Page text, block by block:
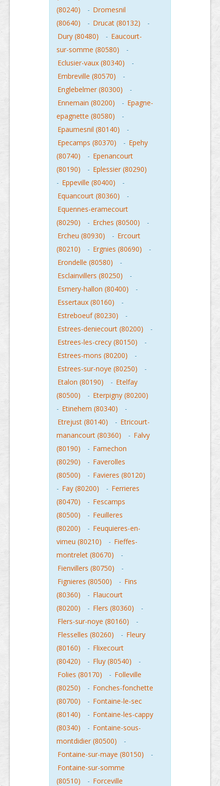
(80240)
- Dromesnil
(80640)
- Drucat (80132)
-
Dury (80480)
- Eaucourt-
sur-somme (80580)
-
Eclusier-vaux (80340)
-
Embreville (80570)
-
Englebelmer (80300)
-
Ennemain (80200)
- Epagne-
epagnette (80580)
-
Epaumesnil (80140)
-
Epecamps (80370)
- Epehy
(80740)
- Epenancourt
(80190)
- Eplessier (80290)
- Eppeville (80400)
-
Equancourt (80360)
-
Equennes-eramecourt
(80290)
- Erches (80500)
-
Ercheu (80930)
- Ercourt
(80210)
- Ergnies (80690)
-
Erondelle (80580)
-
Esclainvillers (80250)
-
Esmery-hallon (80400)
-
Essertaux (80160)
-
Estreboeuf (80230)
-
Estrees-deniecourt (80200)
-
Estrees-les-crecy (80150)
-
Estrees-mons (80200)
-
Estrees-sur-noye (80250)
-
Etalon (80190)
- Etelfay
(80500)
- Eterpigny (80200)
- Etinehem (80340)
-
Etrejust (80140)
- Etricourt-
manancourt (80360)
- Falvy
(80190)
- Famechon
(80290)
- Faverolles
(80500)
- Favieres (80120)
- Fay (80200) - Ferrieres
(80470)
- Fescamps
(80500)
- Feuilleres
(80200)
- Feuquieres-en-
vimeu (80210)
- Fieffes-
montrelet (80670)
-
Fienvillers (80750)
-
Fignieres (80500)
- Fins
(80360)
- Flaucourt
(80200)
- Flers (80360)
-
Flers-sur-noye (80160)
-
Flesselles (80260)
- Fleury
(80160)
- Flixecourt
(80420)
- Fluy (80540)
-
Folies (80170)
- Folleville
(80250)
- Fonches-fonchette
(80700)
- Fontaine-le-sec
(80140)
- Fontaine-les-cappy
(80340)
- Fontaine-sous-
montdidier (80500)
-
Fontaine-sur-maye (80150)
-
Fontaine-sur-somme
(80510)
- Forceville